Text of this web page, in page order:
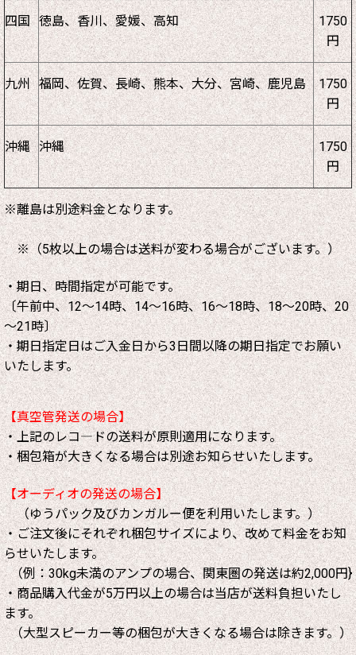
四国 徳島、香川、愛媛、高知
1750
円
九州 福岡、佐賀、長崎、熊本、大分、宮崎、鹿児島
1750
円
沖縄 沖縄
1750
円
※離島は別途料金となります。
※（5枚以上の場合は送料が変わる場合がございます。）
・期日、時間指定が可能です。
〔午前中、12～14時、14～16時、16～18時、18～20時、20
～21時〕
・期日指定日はご入金日から3日間以降の期日指定でお願い
いたします。
【真空管発送の場合】
・上記のレコ―ドの送料が原則適用になります。
・梱包箱が大きくなる場合は別途お知らせいたします。
【オーディオの発送の場合】
（ゆうパック及びカンガルー便を利用いたします。）
・ご注文後にそれぞれ梱包サイズにより、改めて料金をお知
らせいたします。
（例：30kg未満のアンプの場合、関東圏の発送は約2,000円}
・商品購入代金が5万円以上の場合は当店が送料負担いたし
ます。
（大型スピーカー等の梱包が大きくなる場合は除きます。）